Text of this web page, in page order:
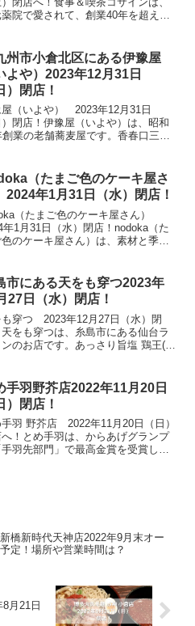
院で愛されて、創業40年を超える
た特製ちゃんぽんが一番人気で、
にも負けず劣...
州市小倉北区にある伊豫屋
よや）2023年12月31日
）閉店！
（いよや） 2023年12月31日
）閉店！伊豫屋（いよや）は、昭和
創業の老舗蕎麦屋です。香春口三萩
450円、定食でも750円からとかな
財布に...
（たまご色のケーキ屋さ
2024年1月31日（水）閉店！
（たまご色のケーキ屋さん）
年1月31日（水）閉店！nodoka（た
色のケーキ屋さん）は、素材と季節
伝えたいという思いから、丁寧に作
ロ...
市にある天をも穿つ2023年
27日（水）閉店！
も穿つ 2023年12月27日（水）閉
天をも穿つは、糸島市にある仙台ラ
のお店です。あっさり旨塩 鶏王(と
クイエムが人気とお店です。その
季節...
手羽野芥店2022年11月20日
）閉店！
手羽 野芥店 2022年11月20日（日）
へ！とめ手羽は、からあげグランプ
手羽先部門」で最高金賞を受賞した
橋新時代天神店2022年9月末オー
定！場所や営業時間は？
月21日